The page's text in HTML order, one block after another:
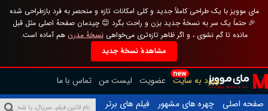
مای موویز با یک طراحی کاملاً جدید و کلی امکانات تازه و منحصر به فرد بازطراحی شده
🎉 حتماً یک سر به نسخهٔ جدید بزن و راحت بگرد 😊 چیدمان صفحهٔ اصلی مثل قبل
مانده تا گم نشوی ، و اگر ظاهر تازه‌تری می‌خواهینسخهٔ مدرن هم آماده است.
مشاهدهٔ نسخهٔ جدید
new
ورود به سایت عضویت لیست من تماس با ما
صفحه اصلی
چهره های مشهور
فیلم های برتر